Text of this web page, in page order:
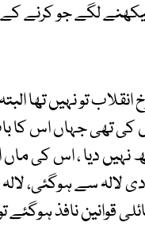
لگے جو کرنے کے
تو نہیں تھا
کی تھی جہاں اس کا
دیا ، اس کی ماں
سے ہوگئی، لالہ
قوانین نافذ